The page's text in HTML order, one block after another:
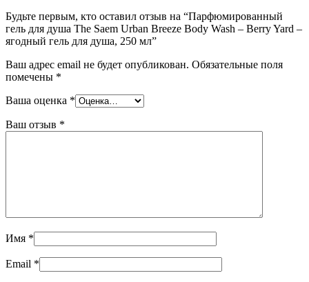
Будьте первым, кто оставил отзыв на “Парфюмированный
гель для душа The Saem Urban Breeze Body Wash – Berry Yard –
ягодный гель для душа, 250 мл”
Ваш адрес email не будет опубликован. Обязательные поля
помечены *
Ваша оценка *
Ваш отзыв *
Имя *
Email *